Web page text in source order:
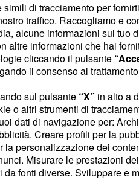
e si renderà
PoiJaime
e le annuncerà che
a causa di un errore
a ristabilire un
i due uomini
di tracciamento per
traffico. Raccogliamo e
alcune informazioni sul tuo
altre informazioni che hai
cliccando il pulsante
il consenso al
sul pulsante “X” in alto a
o altri strumenti di
dati di navigazione per:
Creare profili per la
la personalizzazione dei
Misurare le prestazioni
fonti diverse. Sviluppare e